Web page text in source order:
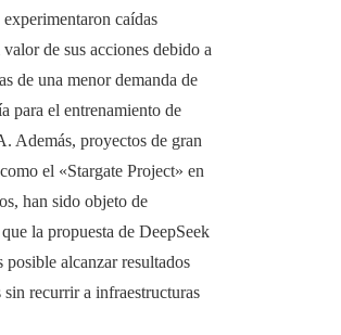
caídas
de sus acciones debido a
de una menor demanda de
para el entrenamiento de
Además, proyectos de gran
el «Stargate Project» en
han sido objeto de
la propuesta de DeepSeek
posible alcanzar resultados
sin recurrir a infraestructuras